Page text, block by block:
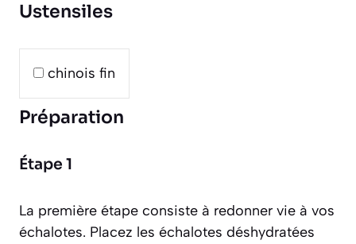
Ustensiles
chinois fin
Préparation
Étape 1
La première étape consiste à redonner vie à vos
échalotes. Placez les échalotes déshydratées